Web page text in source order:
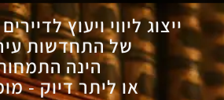
ייצוג ליווי ויעוץ
של התחדשות
הינה
או ליתר דיוק -